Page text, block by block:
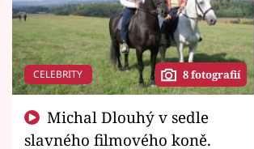
CELEBRITY 8 fotografií
slavného filmového koně.